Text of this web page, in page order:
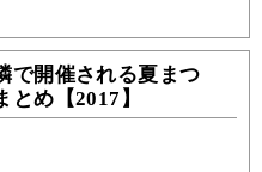
で開催される夏まつ
とめ【2017】